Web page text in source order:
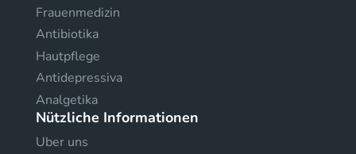
Frauenmedizin
Antibiotika
Hautpflege
Antidepressiva
Analgetika
Nützliche Informationen
Uber uns